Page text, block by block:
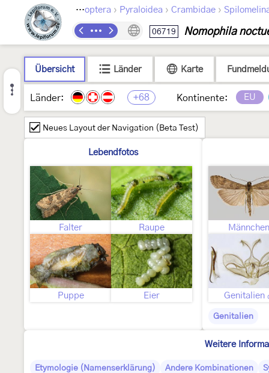
Lepidoptera › Pyraloidea › Crambidae ›
06719 Nomophila
Übersicht Länder Karte
Länder: +68 Kontinente: EU
Neues Layout der Navigation (Beta Test)
Lebendfotos
Falter Raupe
Puppe Eier
Männchen
Genitalien
Genitalien
Weitere
Etymologie (Namenserklärung) Andere Kombinationen